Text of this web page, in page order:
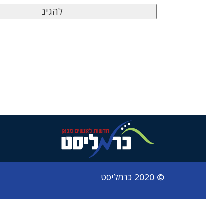
© 2020 כרמליסט